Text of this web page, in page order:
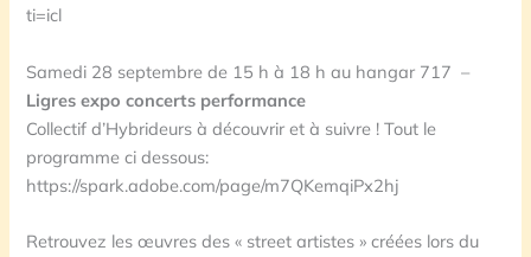
ti=icl
Samedi 28 septembre de 15 h à 18 h au hangar 717 –
Ligres expo concerts performance
Collectif d’Hybrideurs à découvrir et à suivre ! Tout le
programme ci dessous:
https://spark.adobe.com/page/m7QKemqiPx2hj
Retrouvez les œuvres des « street artistes » créées lors du